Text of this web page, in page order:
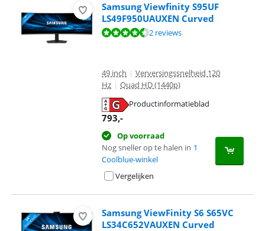
Samsung Viewfinity S95UF
LS49F950UAUXEN Curved
Beoordeling is 8,6 van de 10, gebaseerd op 2 reviews.
2 reviews
49 inch | Verversingssnelheid 120
Hz | Quad HD (1440p)
Productinformatieblad
793,-
Op voorraad
Nog sneller op te halen in 1
Coolblue-winkel
Vergelijken
Samsung ViewFinity S6 S65VC
LS34C652VAUXEN Curved